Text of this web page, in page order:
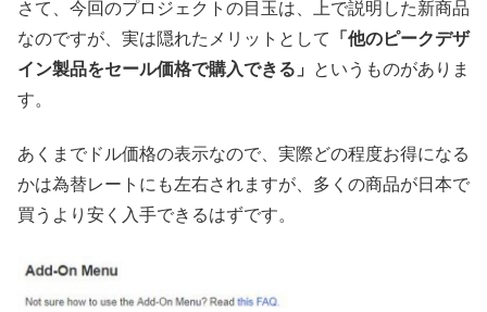
さて、今回のプロジェクトの目玉は、上で説明した新商品
なのですが、実は隠れたメリットとして
「他のピークデザ
イン製品をセール価格で購入できる」
というものがありま
す。
あくまでドル価格の表示なので、実際どの程度お得になる
かは為替レートにも左右されますが、多くの商品が日本で
買うより安く入手できるはずです。